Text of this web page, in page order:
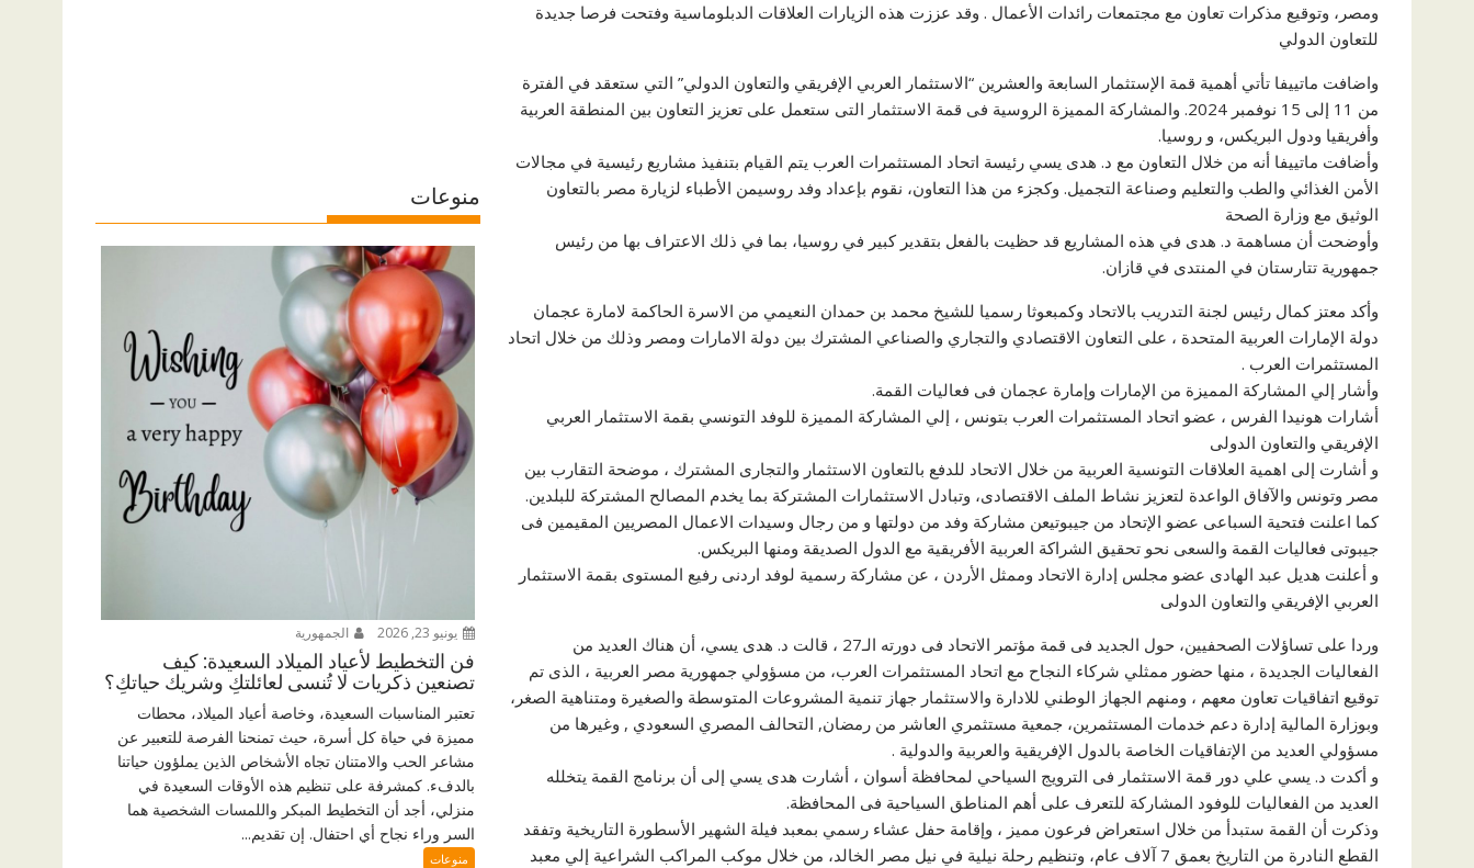
ومصر، وتوقيع مذكرات تعاون مع مجتمعات رائدات الأعمال . وقد عززت هذه الزيارات العلاقات الدبلوماسية وفتحت فرصا جديدة
للتعاون الدولي
واضافت ماتييفا تأتي أهمية قمة الإستثمار السابعة والعشرين “الاستثمار العربي الإفريقي والتعاون الدولي” التي ستعقد في الفترة
من 11 إلى 15 نوفمبر 2024. والمشاركة المميزة الروسية فى قمة الاستثمار التى ستعمل على تعزيز التعاون بين المنطقة العربية
وأفريقيا ودول البريكس، و روسيا.
وأضافت ماتييفا أنه من خلال التعاون مع د. هدى يسي رئيسة اتحاد المستثمرات العرب يتم القيام بتنفيذ مشاريع رئيسية في مجالات
الأمن الغذائي والطب والتعليم وصناعة التجميل. وكجزء من هذا التعاون، نقوم بإعداد وفد روسيمن الأطباء لزيارة مصر بالتعاون
الوثيق مع وزارة الصحة
وأوضحت أن مساهمة د. هدى في هذه المشاريع قد حظيت بالفعل بتقدير كبير في روسيا، بما في ذلك الاعتراف بها من رئيس
جمهورية تتارستان في المنتدى في قازان.
وأكد معتز كمال رئيس لجنة التدريب بالاتحاد وكمبعوثا رسميا للشيخ محمد بن حمدان النعيمي من الاسرة الحاكمة لامارة عجمان
دولة الإمارات العربية المتحدة ، على التعاون الاقتصادي والتجاري والصناعي المشترك بين دولة الامارات ومصر وذلك من خلال اتحاد
المستثمرات العرب .
وأشار إلي المشاركة المميزة من الإمارات وإمارة عجمان فى فعاليات القمة.
أشارات هونيدا الفرس ، عضو اتحاد المستثمرات العرب بتونس ، إلي المشاركة المميزة للوفد التونسي بقمة الاستثمار العربي
الإفريقي والتعاون الدولى
و أشارت إلى اهمية العلاقات التونسية العربية من خلال الاتحاد للدفع بالتعاون الاستثمار والتجارى المشترك ، موضحة التقارب بين
مصر وتونس والآفاق الواعدة لتعزيز نشاط الملف الاقتصادى، وتبادل الاستثمارات المشتركة بما يخدم المصالح المشتركة للبلدين.
كما اعلنت فتحية السباعى عضو الإتحاد من جيبوتيعن مشاركة وفد من دولتها و من رجال وسيدات الاعمال المصريين المقيمين فى
جيبوتى فعاليات القمة والسعى نحو تحقيق الشراكة العربية الأفريقية مع الدول الصديقة ومنها البريكس.
و أعلنت هديل عبد الهادى عضو مجلس إدارة الاتحاد وممثل الأردن ، عن مشاركة رسمية لوفد اردنى رفيع المستوى بقمة الاستثمار
العربي الإفريقي والتعاون الدولى
وردا على تساؤلات الصحفيين، حول الجديد فى قمة مؤتمر الاتحاد فى دورته الـ27 ، قالت د. هدى يسي، أن هناك العديد من
الفعاليات الجديدة ، منها حضور ممثلي شركاء النجاح مع اتحاد المستثمرات العرب، من مسؤولي جمهورية مصر العربية ، الذى تم
توقيع اتفاقيات تعاون معهم ، ومنهم الجهاز الوطني للادارة والاستثمار جهاز تنمية المشروعات المتوسطة والصغيرة ومتناهية الصغر،
وبوزارة المالية إدارة دعم خدمات المستثمرين، جمعية مستثمري العاشر من رمضان, التحالف المصري السعودي , وغيرها من
مسؤولي العديد من الإتفاقيات الخاصة بالدول الإفريقية والعربية والدولية .
و أكدت د. يسي علي دور قمة الاستثمار فى الترويج السياحي لمحافظة أسوان ، أشارت هدى يسي إلى أن برنامج القمة يتخلله
العديد من الفعاليات للوفود المشاركة للتعرف على أهم المناطق السياحية فى المحافظة.
وذكرت أن القمة ستبدأ من خلال استعراض فرعون مميز ، وإقامة حفل عشاء رسمي بمعبد فيلة الشهير الأسطورة التاريخية وتفقد
القطع النادرة من التاريخ بعمق 7 آلاف عام، وتنظيم رحلة نيلية في نيل مصر الخالد، من خلال موكب المراكب الشراعية إلي معبد
منوعات
يونيو 23, 2026 الجمهورية
فن التخطيط لأعياد الميلاد السعيدة: كيف
تصنعين ذكريات لا تُنسى لعائلتكِ وشريك حياتكِ؟
تعتبر المناسبات السعيدة، وخاصة أعياد الميلاد، محطات
مميزة في حياة كل أسرة، حيث تمنحنا الفرصة للتعبير عن
مشاعر الحب والامتنان تجاه الأشخاص الذين يملؤون حياتنا
بالدفء. كمشرفة على تنظيم هذه الأوقات السعيدة في
منزلي، أجد أن التخطيط المبكر واللمسات الشخصية هما
السر وراء نجاح أي احتفال. إن تقديم...
منوعات